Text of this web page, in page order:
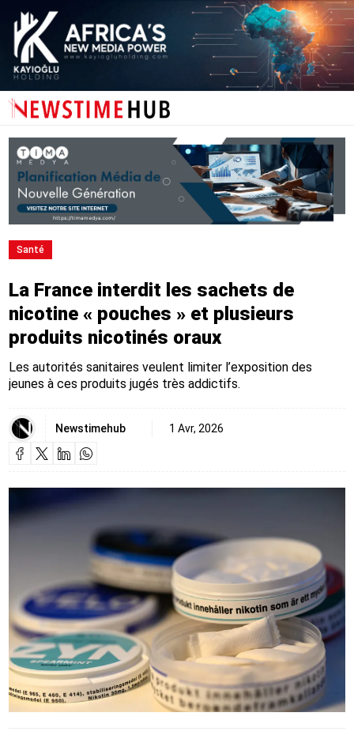
Santé
La France interdit les sachets de
nicotine « pouches » et plusieurs
produits nicotinés oraux
Les autorités sanitaires veulent limiter l’exposition des
jeunes à ces produits jugés très addictifs.
Newstimehub 1 Avr, 2026